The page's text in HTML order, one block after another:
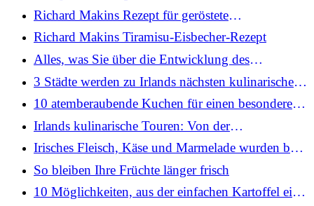
Richard Makin
Richard Makins Rezept für geröstete
Karottennudeln
Richard Makins Tiramisu-Eisbecher-Rezept
Alles, was Sie über die Entwicklung des
Gewürzbeutels wissen müssen
3 Städte werden zu Irlands nächsten kulinarischen
Reisezielen
10 atemberaubende Kuchen für einen besonderen
Anlass
Irlands kulinarische Touren: Von der
Nahrungssuche an der Küste bis zum
Buttermachen
Irisches Fleisch, Käse und Marmelade wurden bei
den Great Taste Awards 2026 gefeiert
So bleiben Ihre Früchte länger frisch
10 Möglichkeiten, aus der einfachen Kartoffel ein